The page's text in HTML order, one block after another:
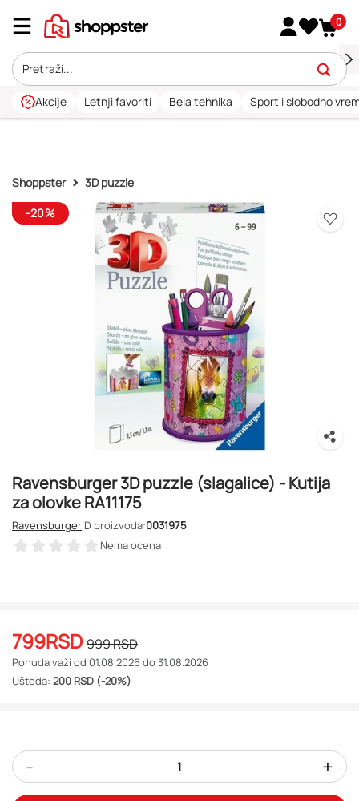
0
Akcije Letnji favoriti Bela tehnika Sport i slobodno
Shoppster
3D puzzle
-20%
Ravensburger 3D puzzle (slagalice) - Kutija
za olovke RA11175
RavensburgerID proizvoda:0031975
Nema ocena
799RSD 999RSD
Ponuda važi od 01.08.2026 do 31.08.2026
Ušteda: 200 RSD (-20%)
- +